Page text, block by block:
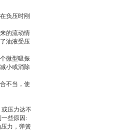
负压时刚
的流动情
油液受压
微型吸振
小或消除
不当，使
压力达不
些原因:
力，弹簧